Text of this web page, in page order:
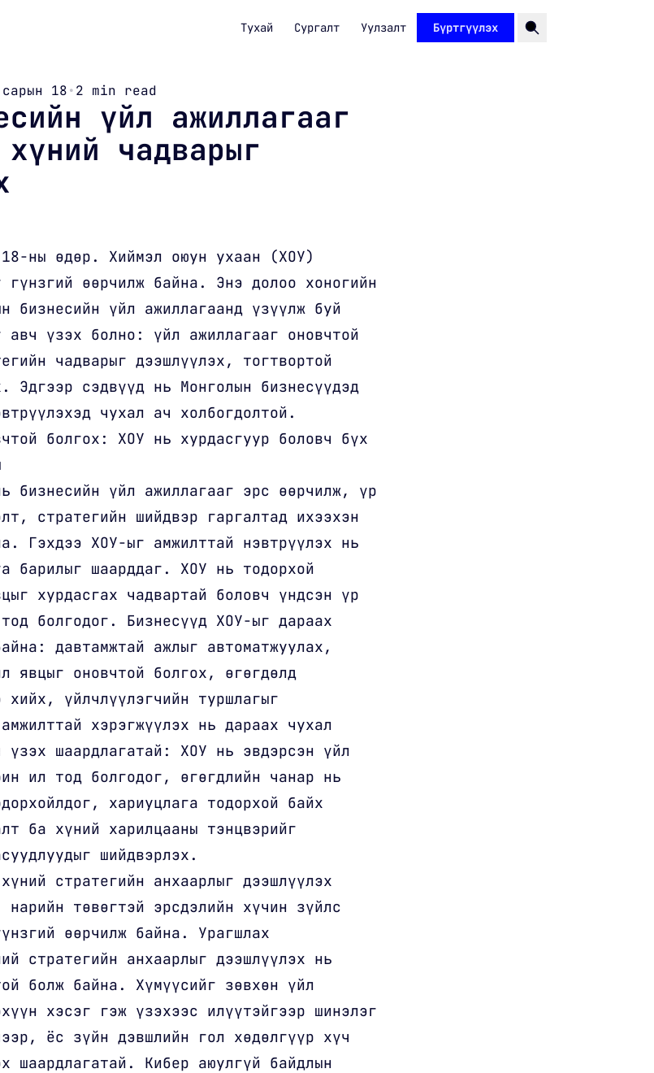
Тухай Сургалт Уулзалт Бүртгүүлэх
18•2 min read
үйл ажиллагааг
чадварыг
ны өдөр. Хиймэл оюун ухаан (ХОУ)
гүнзгий өөрчилж байна. Энэ долоо хоногийн
бизнесийн үйл ажиллагаанд үзүүлж буй
авч үзэх болно: үйл ажиллагааг оновчтой
чадварыг дээшлүүлэх, тогтвортой
Эдгээр сэдвүүд нь Монголын бизнесүүдэд
чухал ач холбогдолтой.
болгох: ХОУ нь хурдасгуур боловч бүх
бизнесийн үйл ажиллагааг эрс өөрчилж, үр
стратегийн шийдвэр гаргалтад ихээхэн
Гэхдээ ХОУ-ыг амжилттай нэвтрүүлэх нь
барилыг шаарддаг. ХОУ нь тодорхой
хурдасгах чадвартай боловч үндсэн үр
болгодог. Бизнесүүд ХОУ-ыг дараах
давтамжтай ажлыг автоматжуулах,
явцыг оновчтой болгох, өгөгдөлд
хийх, үйлчлүүлэгчийн туршлагыг
хэрэгжүүлэх нь дараах чухал
үзэх шаардлагатай: ХОУ нь эвдэрсэн үйл
ил тод болгодог, өгөгдлийн чанар нь
хариуцлага тодорхой байх
ба хүний харилцааны тэнцвэрийг
шийдвэрлэх.
стратегийн анхаарлыг дээшлүүлэх
нарийн төвөгтэй эрсдэлийн хүчин зүйлс
өөрчилж байна. Урагшлах
стратегийн анхаарлыг дээшлүүлэх нь
болж байна. Хүмүүсийг зөвхөн үйл
хэсэг гэж үзэхээс илүүтэйгээр шинэлэг
ёс зүйн дэвшлийн гол хөдөлгүүр хүч
шаардлагатай. Кибер аюулгүй байдлын